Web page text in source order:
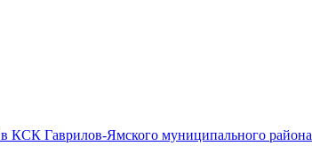
КСК Гаврилов-Ямского муниципального района